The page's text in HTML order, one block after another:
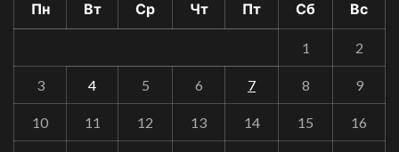
Пн Вт Ср Чт Пт Сб Вс
1 2
3 4 5 6 7 8 9
10 11 12 13 14 15 16